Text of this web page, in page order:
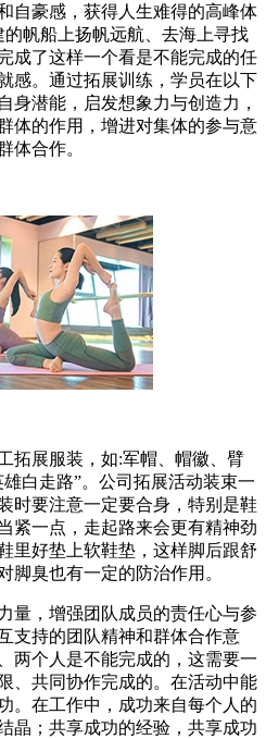
自豪感，获得人生难得的高峰体
帆船上扬帆远航、去海上寻找
成了这样一个看是不能完成的任
感。通过拓展训练，学员在以下
身潜能，启发想象力与创造力，
体的作用，增进对集体的参与意
体合作。
拓展服装，如:军帽、帽徽、臂
白走路”。公司拓展活动装束一
时要注意一定要合身，特别是鞋
紧一点，走起路来会更有精神劲
里好垫上软鞋垫，这样脚后跟舒
脚臭也有一定的防治作用。
量，增强团队成员的责任心与参
支持的团队精神和群体合作意
两个人是不能完成的，这需要一
、共同协作完成的。在活动中能
。在工作中，成功来自每个人的
晶；共享成功的经验，共享成功